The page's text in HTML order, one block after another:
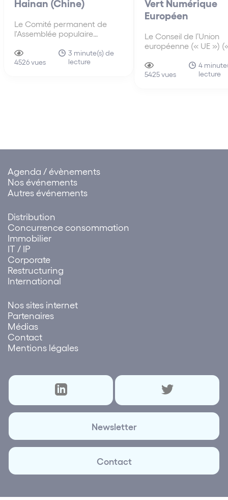
Le Comité permanent de
l'Assemblée populaire
législatif suprême de la
Chine, a adopté le 10 juin
4526 vues
3 minute(s) de
lecture
Européen
Le Conseil de l’Union
européenne (« UE »)
avril 2021, un mandat
négociation avec le
5425 vues
4
lecture
Agenda / évènements
Nos événements
Autres événements
Distribution
Concurrence consommation
Immobilier
IT / IP
Corporate
Restructuring
International
Nos sites internet
Partenaires
Médias
Contact
Mentions légales
Newsletter
Contact